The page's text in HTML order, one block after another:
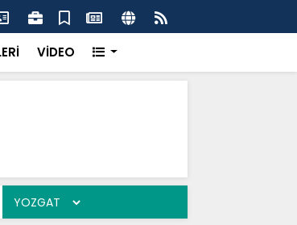
büyük felakete dönüşebilir”
VİDEO